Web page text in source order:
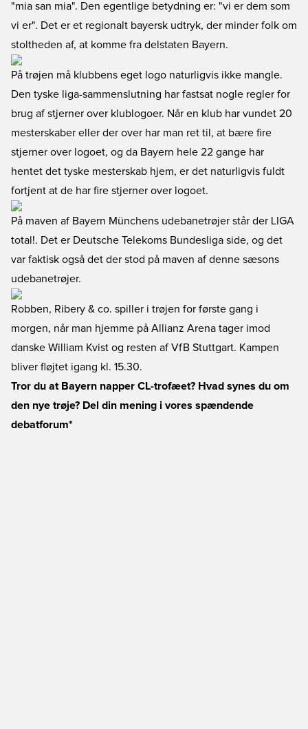
"mia san mia". Den egentlige betydning er: "vi er dem som
vi er". Det er et regionalt bayersk udtryk, der minder folk om
stoltheden af, at komme fra delstaten Bayern.
På trøjen må klubbens eget logo naturligvis ikke mangle.
Den tyske liga-sammenslutning har fastsat nogle regler for
brug af stjerner over klublogoer. Når en klub har vundet 20
mesterskaber eller der over har man ret til, at bære fire
stjerner over logoet, og da Bayern hele 22 gange har
hentet det tyske mesterskab hjem, er det naturligvis fuldt
fortjent at de har fire stjerner over logoet.
På maven af Bayern Münchens udebanetrøjer står der LIGA
total!. Det er Deutsche Telekoms Bundesliga side, og det
var faktisk også det der stod på maven af denne sæsons
udebanetrøjer.
Robben, Ribery & co. spiller i trøjen for første gang i
morgen, når man hjemme på Allianz Arena tager imod
danske William Kvist og resten af VfB Stuttgart. Kampen
bliver fløjtet igang kl. 15.30.
Tror du at Bayern napper CL-trofæet? Hvad synes du om
den nye trøje? Del din mening i vores spændende
debatforum*